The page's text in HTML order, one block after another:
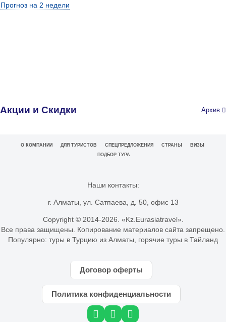
Прогноз на 2 недели
Акции и Скидки Архив
О КОМПАНИИ ДЛЯ ТУРИСТОВ СПЕЦПРЕДЛОЖЕНИЯ СТРАНЫ
ВИЗЫ
ПОДБОР ТУРА
Наши контакты:
г. Алматы, ул. Сатпаева, д. 50, офис 13
Copyright © 2014-2026. «Kz.Eurasiatravel».
Все права защищены. Копирование материалов сайта запрещено.
Популярно: туры в Турцию из Алматы горячие туры в Тайланд
Договор оферты
Политика конфиденциальности